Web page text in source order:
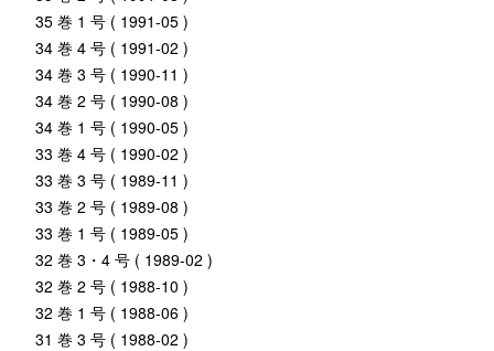
35 巻 1 号 ( 1991-05 )
34 巻 4 号 ( 1991-02 )
34 巻 3 号 ( 1990-11 )
34 巻 2 号 ( 1990-08 )
34 巻 1 号 ( 1990-05 )
33 巻 4 号 ( 1990-02 )
33 巻 3 号 ( 1989-11 )
33 巻 2 号 ( 1989-08 )
33 巻 1 号 ( 1989-05 )
32 巻 3・4 号 ( 1989-02 )
32 巻 2 号 ( 1988-10 )
32 巻 1 号 ( 1988-06 )
31 巻 3 号 ( 1988-02 )